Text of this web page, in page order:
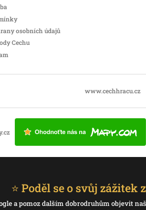
osobních údajů
Cechu
www.cechhracu.cz
⭐ Poděl se o svůj zážitek
a pomoz dalším dobrodruhům objevit